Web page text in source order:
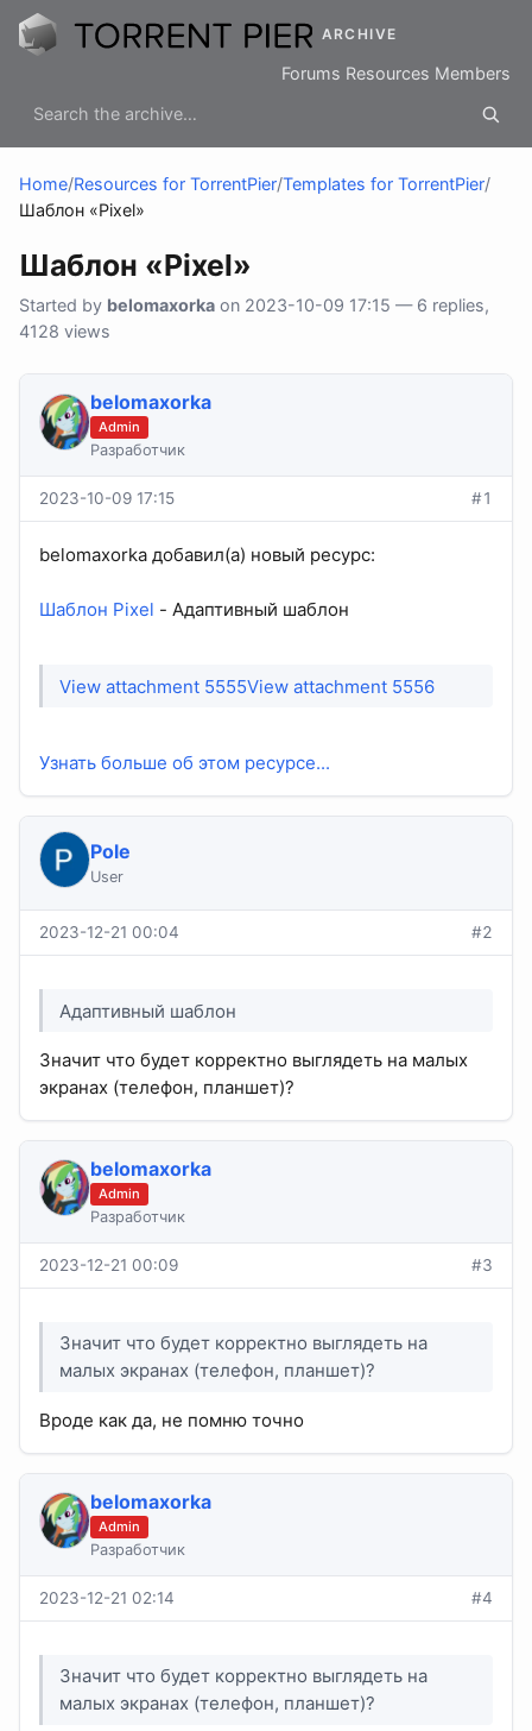
ARCHIVE
Forums Resources Members
Home/Resources for TorrentPier/Templates for TorrentPier/
Шаблон «Pixel»
Шаблон «Pixel»
Started by belomaxorka on 2023-10-09 17:15 — 6 replies,
4128 views
belomaxorka
Admin
Разработчик
2023-10-09 17:15 #1
belomaxorka добавил(а) новый ресурс:
Шаблон Pixel - Адаптивный шаблон
View attachment 5555View attachment 5556
Узнать больше об этом ресурсе...
Pole
User
2023-12-21 00:04 #2
Адаптивный шаблон
Значит что будет корректно выглядеть на малых
экранах (телефон, планшет)?
belomaxorka
Admin
Разработчик
2023-12-21 00:09 #3
Значит что будет корректно выглядеть на
малых экранах (телефон, планшет)?
Вроде как да, не помню точно
belomaxorka
Admin
Разработчик
2023-12-21 02:14 #4
Значит что будет корректно выглядеть на
малых экранах (телефон, планшет)?